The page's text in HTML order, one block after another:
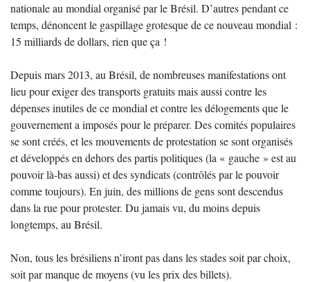
nationale au mondial organisé par le Brésil. D’autres pendant ce
temps, dénoncent le gaspillage grotesque de ce nouveau mondial :
15 milliards de dollars, rien que ça !
Depuis mars 2013, au Brésil, de nombreuses manifestations ont
lieu pour exiger des transports gratuits mais aussi contre les
dépenses inutiles de ce mondial et contre les délogements que le
gouvernement a imposés pour le préparer. Des comités populaires
se sont créés, et les mouvements de protestation se sont organisés
et développés en dehors des partis politiques (la « gauche » est au
pouvoir là-bas aussi) et des syndicats (contrôlés par le pouvoir
comme toujours). En juin, des millions de gens sont descendus
dans la rue pour protester. Du jamais vu, du moins depuis
longtemps, au Brésil.
Non, tous les brésiliens n’iront pas dans les stades soit par choix,
soit par manque de moyens (vu les prix des billets).